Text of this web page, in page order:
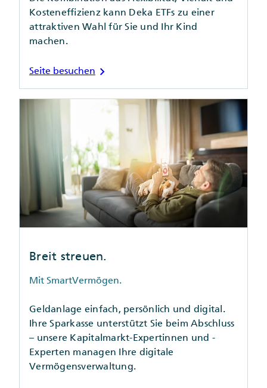
Kosteneffizienz kann Deka ETFs zu einer
attraktiven Wahl für Sie und Ihr Kind
machen.
Seite besuchen chevron_right
Breit streuen.
Mit SmartVermögen.
Geldanlage einfach, persönlich und digital.
Ihre Sparkasse unterstützt Sie beim Abschluss
– unsere Kapitalmarkt-Expertinnen und -
Experten managen Ihre digitale
Vermögensverwaltung.